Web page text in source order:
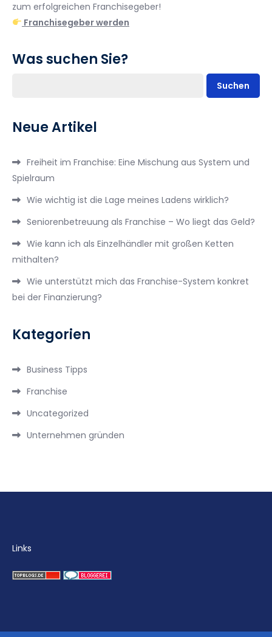
zum erfolgreichen Franchisegeber!
Franchisegeber werden
Was suchen Sie?
Suchen
Neue Artikel
Freiheit im Franchise: Eine Mischung aus System und
Spielraum
Wie wichtig ist die Lage meines Ladens wirklich?
Seniorenbetreuung als Franchise – Wo liegt das Geld?
Wie kann ich als Einzelhändler mit großen Ketten
mithalten?
Wie unterstützt mich das Franchise-System konkret
bei der Finanzierung?
Kategorien
Business Tipps
Franchise
Uncategorized
Unternehmen gründen
Links